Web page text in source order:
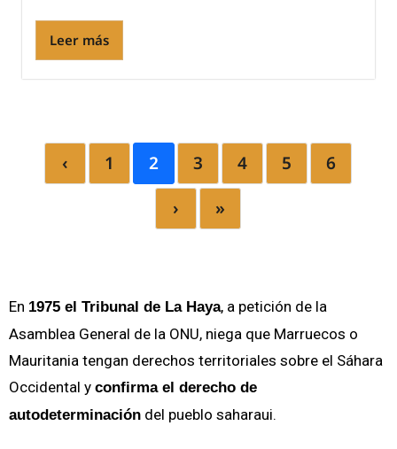
Leer más
‹ 1 2 3 4 5
6
›
»
En 1975 el Tribunal de La Haya, a petición de la
Asamblea General de la ONU, niega que Marruecos o
Mauritania tengan derechos territoriales sobre el Sáhara
Occidental y confirma el derecho de
autodeterminación del pueblo saharaui.